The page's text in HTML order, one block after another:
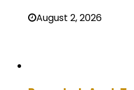
August 2, 2026